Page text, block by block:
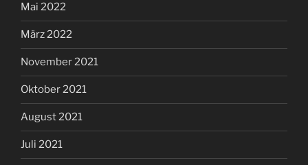
Mai 2022
März 2022
November 2021
Oktober 2021
August 2021
Juli 2021